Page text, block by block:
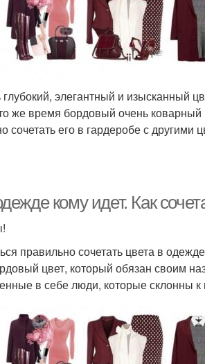
элегантный и изысканный
же время бордовый очень коварный
сочетать его в гардеробе с другими
кому идет. Как
правильно сочетать цвета в
цвет, который обязан своим
в себе люди, которые склонны